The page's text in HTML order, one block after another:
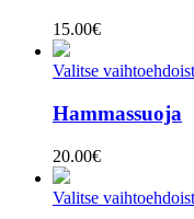
15.00€
Valitse
Hammassuoja
20.00€
Valitse